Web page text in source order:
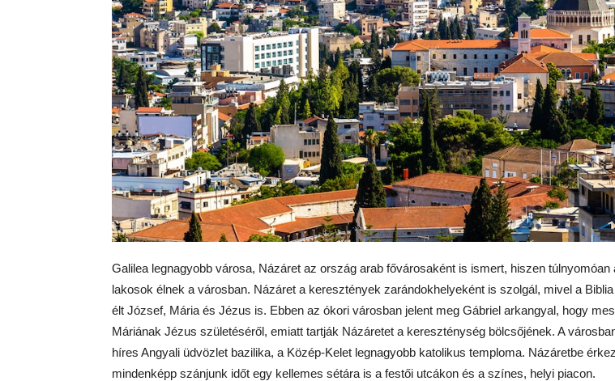
Galilea legnagyobb városa, Názáret az ország arab fővárosaként is ismert, hiszen túlnyomóan
lakosok élnek a városban. Názáret a keresztények zarándokhelyeként is szolgál, mivel a
élt József, Mária és Jézus is. Ebben az ókori városban jelent meg Gábriel arkangyal, hogy
Máriának Jézus születéséről, emiatt tartják Názáretet a kereszténység bölcsőjének. A
híres Angyali üdvözlet bazilika, a Közép-Kelet legnagyobb katolikus temploma. Názáretbe
mindenképp szánjunk időt egy kellemes sétára is a festői utcákon és a színes, helyi piacon.